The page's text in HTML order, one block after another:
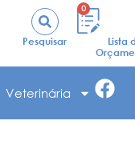
Pesquisar
0
Lista
Veterinária